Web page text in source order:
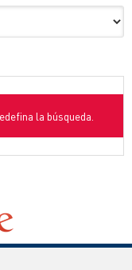
la búsqueda.